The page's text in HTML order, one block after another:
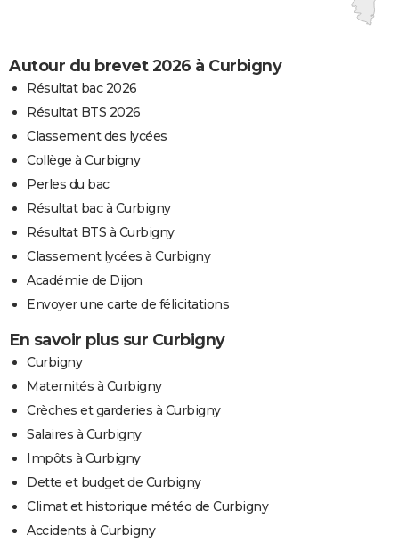
Autour du brevet 2026 à Curbigny
Résultat bac 2026
Résultat BTS 2026
Classement des lycées
Collège à Curbigny
Perles du bac
Résultat bac à Curbigny
Résultat BTS à Curbigny
Classement lycées à Curbigny
Académie de Dijon
Envoyer une carte de félicitations
En savoir plus sur Curbigny
Curbigny
Maternités à Curbigny
Crèches et garderies à Curbigny
Salaires à Curbigny
Impôts à Curbigny
Dette et budget de Curbigny
Climat et historique météo de Curbigny
Accidents à Curbigny